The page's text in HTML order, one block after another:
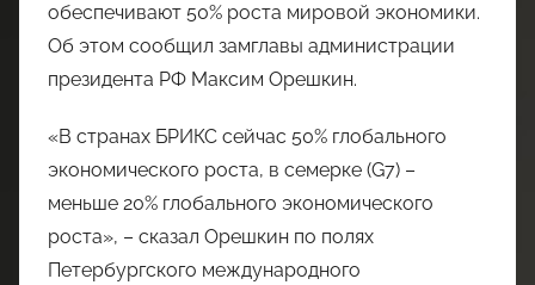
обеспечивают 50% роста мировой экономики.
Об этом сообщил замглавы администрации
президента РФ Максим Орешкин.
«В странах БРИКС сейчас 50% глобального
экономического роста, в семерке (G7) –
меньше 20% глобального экономического
роста», – сказал Орешкин по полях
Петербургского международного